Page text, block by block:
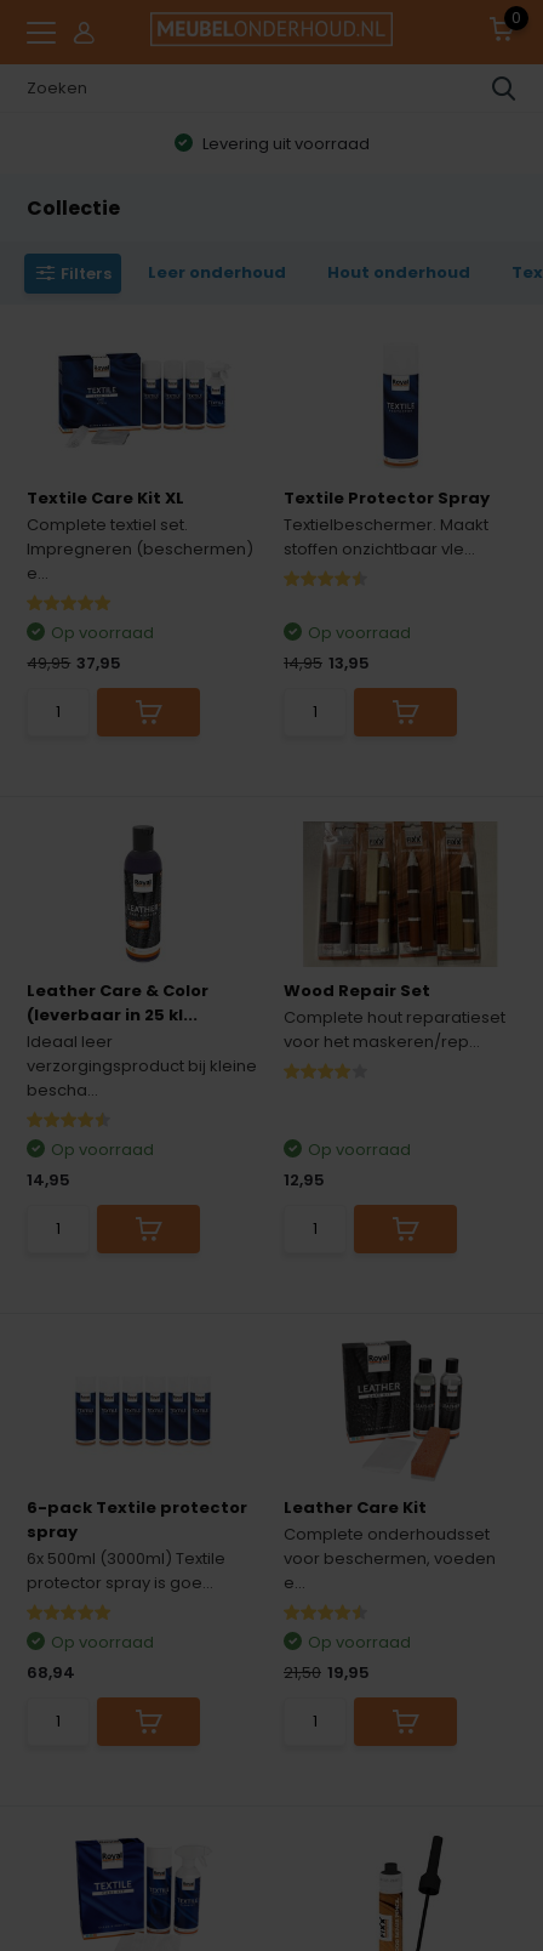
0
9.0 klanttevredenheid
Collectie
Filters Leer onderhoud Hout onderhoud
Textile Care Kit XL
Complete textiel set.
Impregneren (beschermen)
e...
Op voorraad
49,95 37,95
Textile Protector Spray
Textielbeschermer. Maakt
stoffen onzichtbaar vle...
Op voorraad
14,95 13,95
Leather Care & Color
(leverbaar in 25 kl...
Ideaal leer
verzorgingsproduct bij kleine
bescha...
Op voorraad
14,95
Wood Repair Set
Complete hout reparatieset
voor het maskeren/rep...
Op voorraad
12,95
6-pack Textile protector
spray
6x 500ml (3000ml) Textile
protector spray is goe...
Op voorraad
68,94
Leather Care Kit
Complete onderhoudsset
voor beschermen, voeden
e...
Op voorraad
21,50 19,95